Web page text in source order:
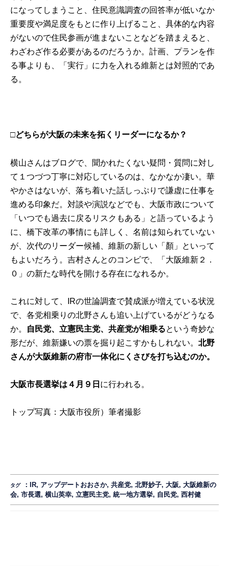
になってしまうこと、住民意識調査の回答率が低いなか
重要度や満足度をもとに作り上げること、具体的な内容
がないので住民参画が進まないことなどを踏まえると、
わざわざ作る必要があるのだろうか。計画、プランを作
る事よりも、「実行」に力を入れる維新とは対照的であ
る。
□どちらが大阪の未来を拓くリーダーになるか？
横山さんはブログで、聞かれたくない疑問・質問に対し
て１つづつ丁寧に対応しているのは、なかなか凄い。華
やかさはないが、落ち着いた話しっぷりで謙虚に仕事を
進める印象だ。対談や演説などでも、大阪市政について
「いつでも過去に戻るリスクもある」と語っているよう
に、橋下改革の事情にも詳しく、名前は知られていない
が、次代のリーダー候補、維新の新しい「顏」といって
もよいだろう。吉村さんとのコンビで、「大阪維新２．
０」の新たな時代を開ける存在になれるか。
これに対して、IRの世論調査で賛成派が増えている状況
で、各党相乗りの北野さんも追い上げているがどうなる
か。
自民党、立憲民主党、共産党が相乗るという奇妙な
形だが、維新嫌いの票を掘り起こすかもしれない。北野
さんが大阪維新の府市一体化にくさびを打ち込むのか。
大阪市長選挙は４月９日 に行われる。
トップ写真：大阪市役所）筆者撮影
タグ ： IR, アップデートおおさか,共産党,北野妙子,大阪,大阪維新の
会,市長選,横山英幸,立憲民主党,統一地方選挙, 自民党,西村健